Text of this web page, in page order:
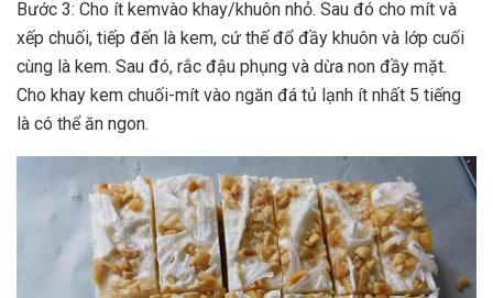
Bước 3: Cho ít kemvào khay/khuôn nhỏ. Sau đó cho mít và
xếp chuối, tiếp đến là kem, cứ thế đổ đầy khuôn và lớp cuối
cùng là kem. Sau đó, rắc đậu phụng và dừa non đầy mặt.
Cho khay kem chuối-mít vào ngăn đá tủ lạnh ít nhất 5 tiếng
là có thể ăn ngon.